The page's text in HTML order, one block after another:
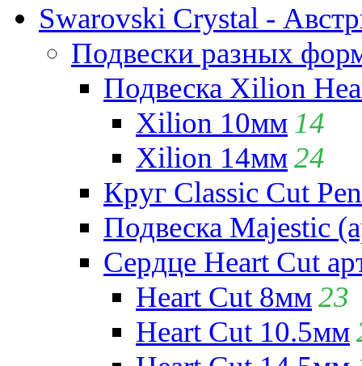
Swarovski Crystal -
Подвески разных
Подвеска Xilion
Xilion 10мм 14
Xilion 14мм24
Круг Classic Cut
Подвеска Majestic
Сердце Heart Cut
Heart Cut 8мм23
Heart Cut 10.5мм